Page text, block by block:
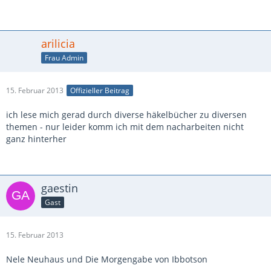
arilicia
Frau Admin
15. Februar 2013 Offizieller Beitrag
ich lese mich gerad durch diverse häkelbücher zu diversen
themen - nur leider komm ich mit dem nacharbeiten nicht
ganz hinterher
gaestin
Gast
15. Februar 2013
Nele Neuhaus und Die Morgengabe von Ibbotson